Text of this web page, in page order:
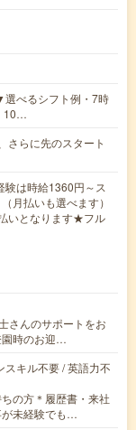
べるシフト例・7時
10…
らに先のスタート
は時給1360円～ス
月払いも選べます）
いとなります★フル
さんのサポートをお
園時のお迎…
スキル不要 / 英語力不
の方＊履歴書・来社
が未経験でも…